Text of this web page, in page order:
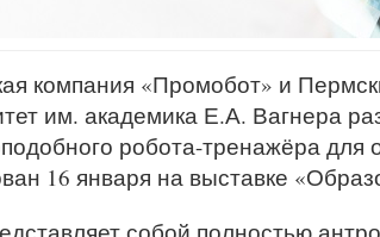
компания «Промобот» и
им. академика Е.А. Вагнера
робота-тренажёра
16 января на выставке